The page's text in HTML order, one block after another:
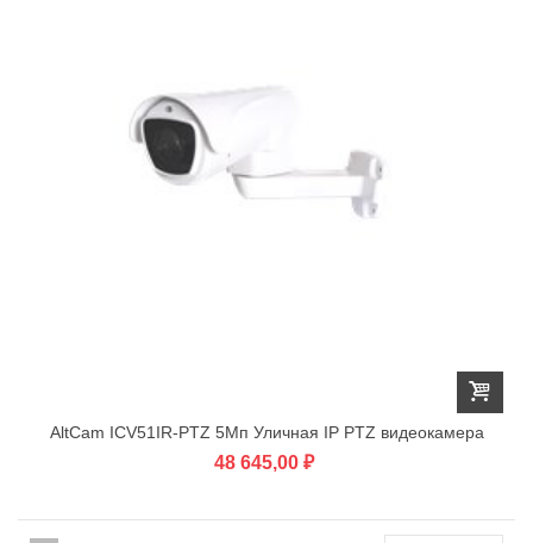
AltCam ICV51IR-PTZ 5Мп Уличная IP PTZ видеокамера
48 645,00 ₽